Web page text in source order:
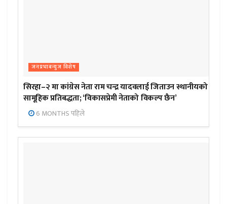
जनप्रभाबन्युज विशेष
सिरहा–२ मा कांग्रेस नेता राम चन्द्र यादवलाई जिताउन स्थानीयको
सामूहिक प्रतिबद्धता; ‘विकासप्रेमी नेताको विकल्प छैन’
6 MONTHS पहिले